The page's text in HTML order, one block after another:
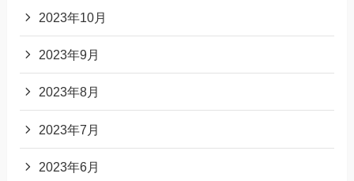
2023年10月
2023年9月
2023年8月
2023年7月
2023年6月